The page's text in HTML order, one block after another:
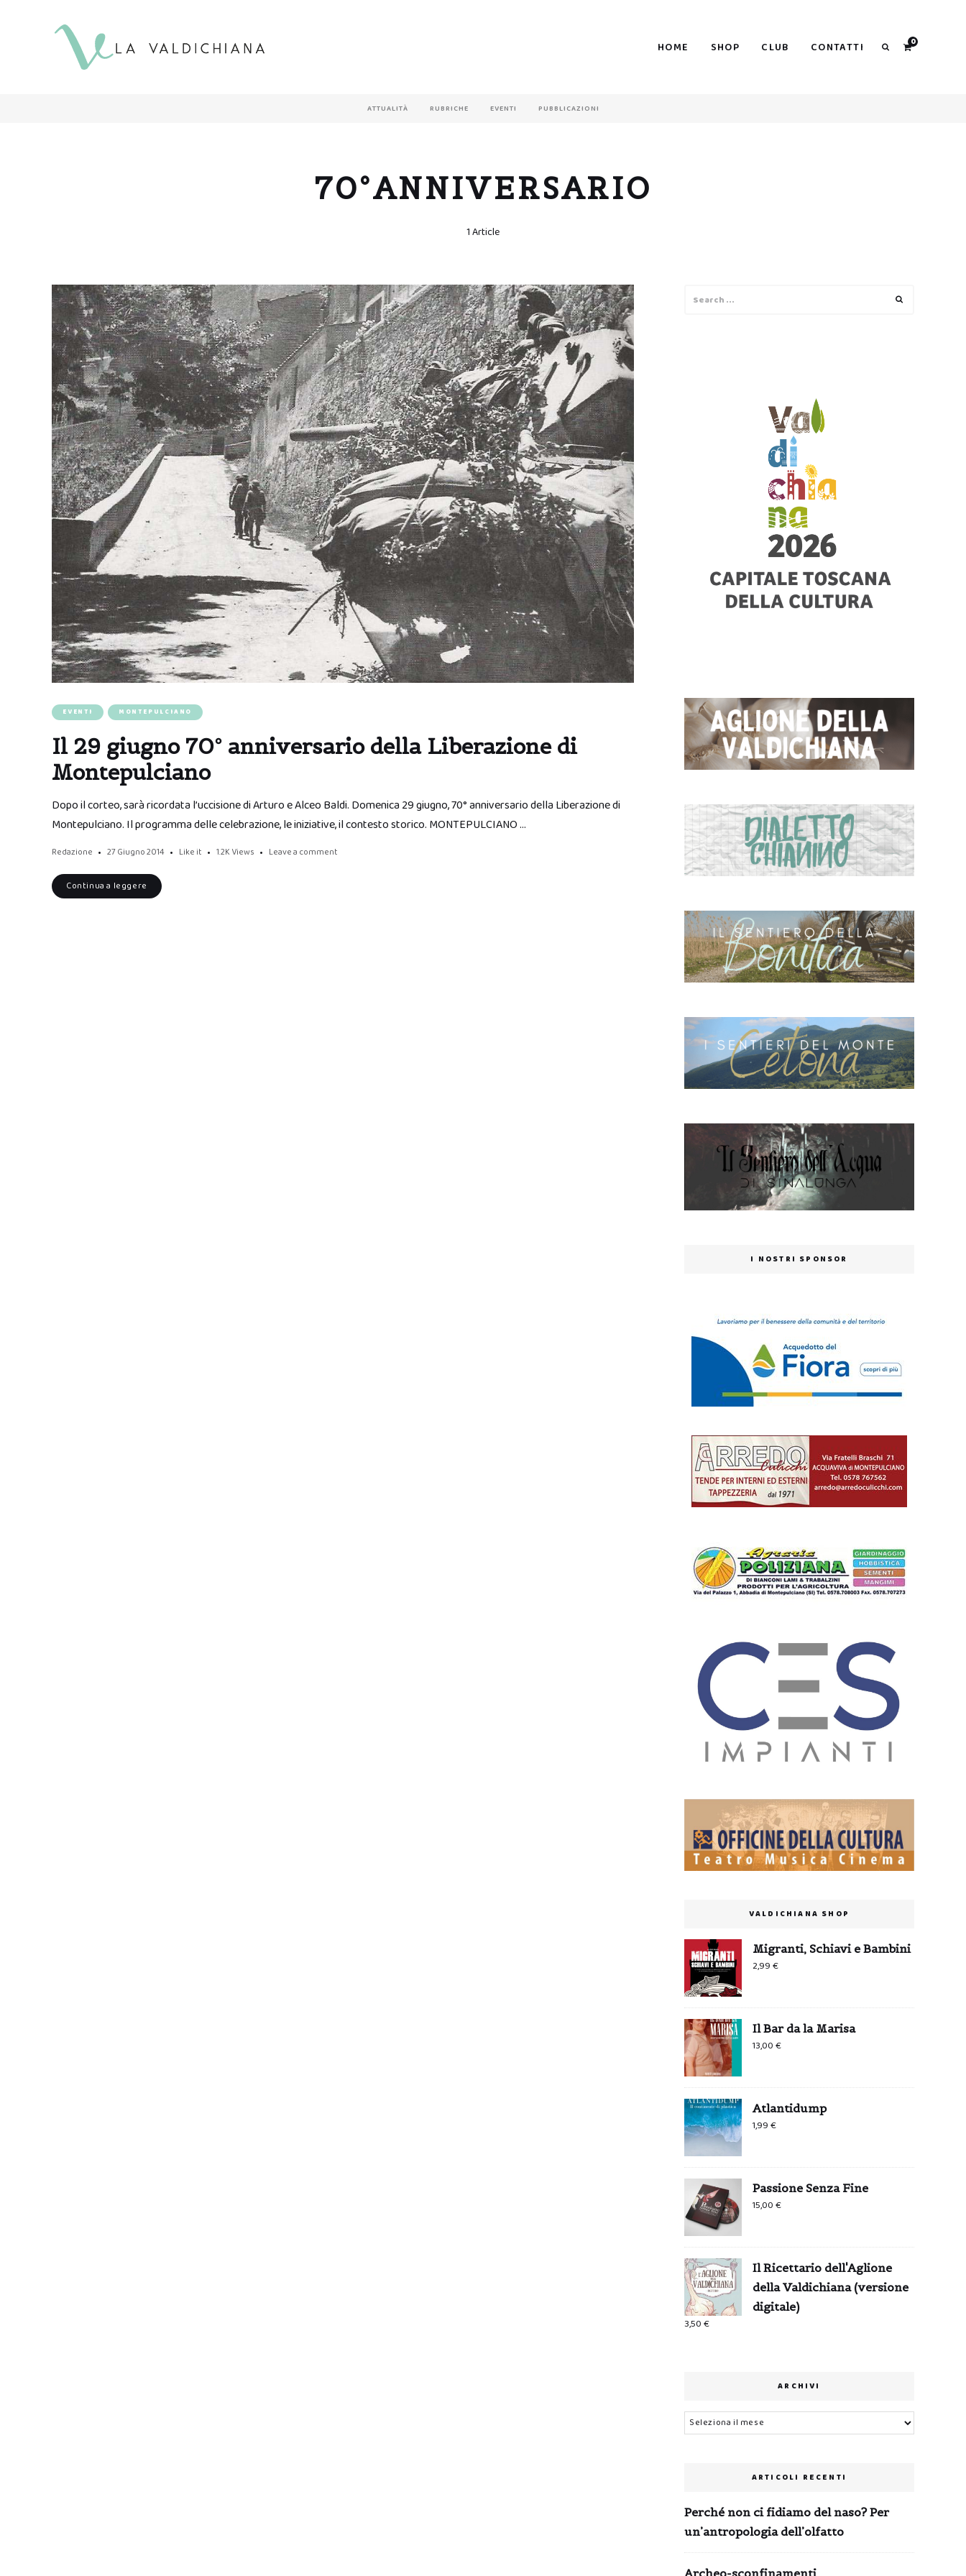
HOME SHOP CLUB CONTATTI 0
ATTUALITÀ RUBRICHE EVENTI PUBBLICAZIONI
70°ANNIVERSARIO
1 Article
EVENTI MONTEPULCIANO
Il 29 giugno 70° anniversario della Liberazione di
Montepulciano
Dopo il corteo, sarà ricordata l’uccisione di Arturo e Alceo Baldi. Domenica 29 giugno, 70° anniversario della Liberazione di
Montepulciano. Il programma delle celebrazione, le iniziative, il contesto storico. MONTEPULCIANO …
Redazione 27 Giugno 2014 Like it 1.2K Views Leave a comment
Continua a leggere
for:
I NOSTRI SPONSOR
VALDICHIANA SHOP
Migranti, Schiavi e Bambini
2,99€
Il Bar da la Marisa
13,00€
Atlantidump
1,99€
Passione Senza Fine
15,00€
Il Ricettario dell'Aglione
della Valdichiana (versione
digitale)
3,50€
ARCHIVI
Archivi
ARTICOLI RECENTI
Perché non ci fidiamo del naso? Per
un’antropologia dell’olfatto
Archeo-sconfinamenti